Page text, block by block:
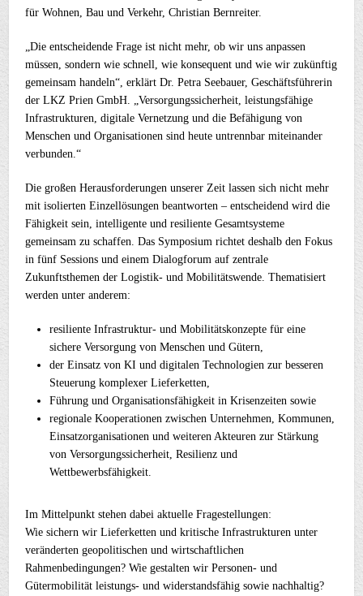
für Wohnen, Bau und Verkehr, Christian Bernreiter.
„Die entscheidende Frage ist nicht mehr, ob wir uns anpassen
müssen, sondern wie schnell, wie konsequent und wie wir zukünftig
gemeinsam handeln“, erklärt Dr. Petra Seebauer, Geschäftsführerin
der LKZ Prien GmbH. „Versorgungssicherheit, leistungsfähige
Infrastrukturen, digitale Vernetzung und die Befähigung von
Menschen und Organisationen sind heute untrennbar miteinander
verbunden.“
Die großen Herausforderungen unserer Zeit lassen sich nicht mehr
mit isolierten Einzellösungen beantworten – entscheidend wird die
Fähigkeit sein, intelligente und resiliente Gesamtsysteme
gemeinsam zu schaffen. Das Symposium richtet deshalb den Fokus
in fünf Sessions und einem Dialogforum auf zentrale
Zukunftsthemen der Logistik- und Mobilitätswende. Thematisiert
werden unter anderem:
resiliente Infrastruktur- und Mobilitätskonzepte für eine
sichere Versorgung von Menschen und Gütern,
der Einsatz von KI und digitalen Technologien zur besseren
Steuerung komplexer Lieferketten,
Führung und Organisationsfähigkeit in Krisenzeiten sowie
regionale Kooperationen zwischen Unternehmen, Kommunen,
Einsatzorganisationen und weiteren Akteuren zur Stärkung
von Versorgungssicherheit, Resilienz und
Wettbewerbsfähigkeit.
Im Mittelpunkt stehen dabei aktuelle Fragestellungen:
Wie sichern wir Lieferketten und kritische Infrastrukturen unter
veränderten geopolitischen und wirtschaftlichen
Rahmenbedingungen? Wie gestalten wir Personen- und
Gütermobilität leistungs- und widerstandsfähig sowie nachhaltig?